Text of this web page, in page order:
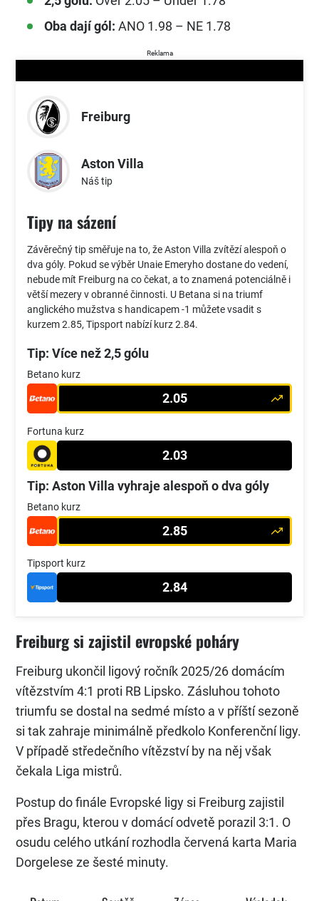
Oba dají gól: ANO 1.98 – NE 1.78
Reklama
Freiburg
Aston Villa
Náš tip
Tipy na sázení
Závěrečný tip směřuje na to, že Aston Villa zvítězí alespoň o
dva góly. Pokud se výběr Unaie Emeryho dostane do vedení,
nebude mít Freiburg na co čekat, a to znamená potenciálně i
větší mezery v obranné činnosti. U Betana si na triumf
anglického mužstva s handicapem -1 můžete vsadit s
kurzem 2.85, Tipsport nabízí kurz 2.84.
Tip: Více než 2,5 gólu
Betano kurz
2.05
Fortuna kurz
2.03
Tip: Aston Villa vyhraje alespoň o dva góly
Betano kurz
2.85
Tipsport kurz
2.84
Freiburg si zajistil evropské poháry
Freiburg ukončil ligový ročník 2025/26 domácím
vítězstvím 4:1 proti RB Lipsko. Zásluhou tohoto
triumfu se dostal na sedmé místo a v příští sezoně
si tak zahraje minimálně předkolo Konferenční ligy.
V případě středečního vítězství by na něj však
čekala Liga mistrů.
Postup do finále Evropské ligy si Freiburg zajistil
přes Bragu, kterou v domácí odvetě porazil 3:1. O
osudu celého utkání rozhodla červená karta Maria
Dorgelese ze šesté minuty.